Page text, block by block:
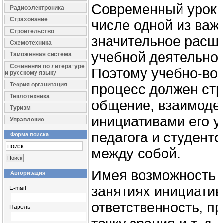
Радиоэлектроника
Страхование
Строительство
Схемотехника
Таможенная система
Сочинения по литературе
и русскому языку
Теория организация
Теплотехника
Туризм
Управление
Форма поиска
Авторизация
E-mail
Пароль
Современный урок
числе одной из
значительное
учебной
Поэтому учебно-
процесс должен
общение,
инициативами его
педагога и
между собой.
Имея
занятиях
ответственность,